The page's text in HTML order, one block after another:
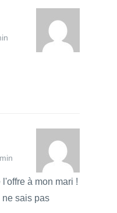
à mon mari !
ne sais pas